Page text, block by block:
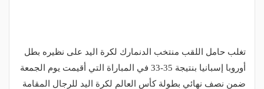
تغلب حامل اللقب منتخب الدنمارك لكرة اليد على نظيره بطل
أوروبا إسبانيا بنتيجة 35-33 في المباراة التي أقيمت يوم الجمعة
ضمن نصف نهائي بطولة كأس العالم لكرة اليد للرجال المقامة